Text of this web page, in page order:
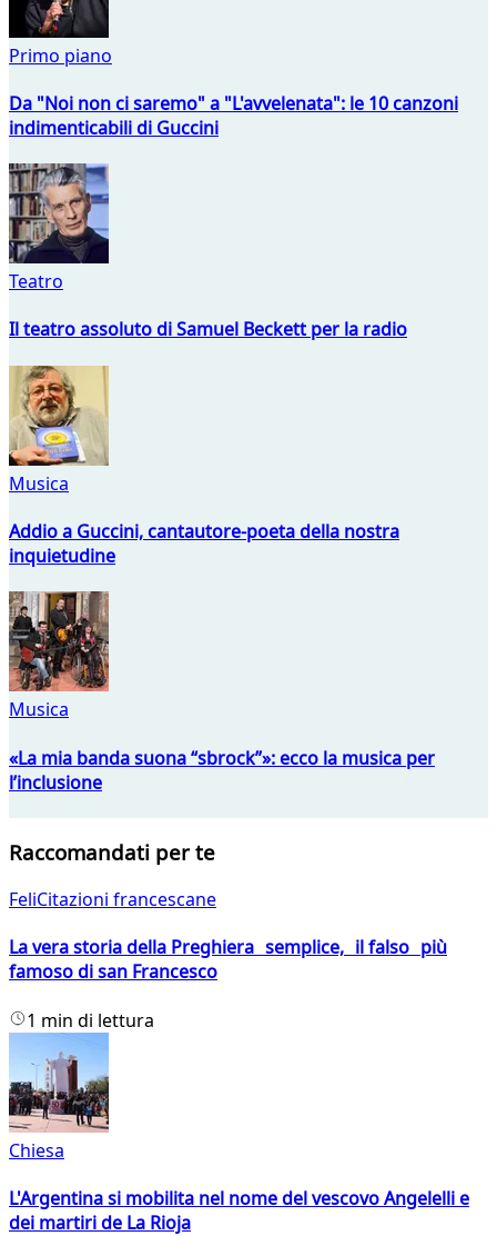
Primo piano
Da "Noi non ci saremo" a "L'avvelenata": le 10 canzoni
indimenticabili di Guccini
Teatro
Il teatro assoluto di Samuel Beckett per la radio
Musica
Addio a Guccini, cantautore-poeta della nostra
inquietudine
Musica
«La mia banda suona “sbrock”»: ecco la musica per
l’inclusione
Raccomandati per te
FeliCitazioni francescane
La vera storia della Preghiera semplice, il falso più
famoso di san Francesco
1 min di lettura
Chiesa
L'Argentina si mobilita nel nome del vescovo Angelelli e
dei martiri de La Rioja